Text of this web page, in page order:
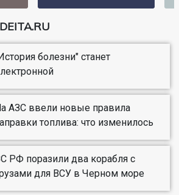
болезни" станет
АЗС ввели новые правила
топлива: что изменилось
РФ поразили два корабля с
для ВСУ в Черном море